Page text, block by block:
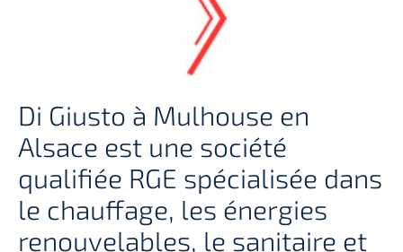
Di Giusto à Mulhouse en
Alsace est une société
qualifiée RGE spécialisée dans
le chauffage, les énergies
renouvelables, le sanitaire et